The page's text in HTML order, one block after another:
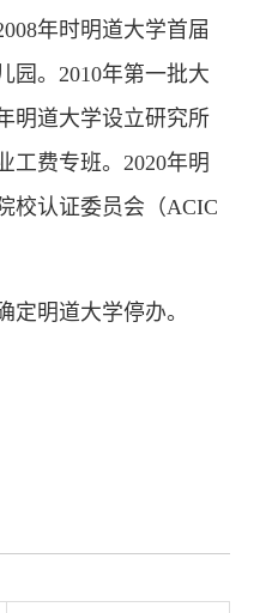
年时明道大学首届
园。2010年第一批大
明道大学设立研究所
工费专班。2020年明
校认证委员会（ACIC
定明道大学停办。